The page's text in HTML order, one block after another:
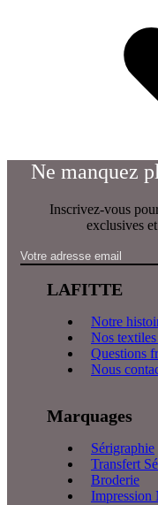
Ne manquez
Inscrivez-vous
exclusives
LAFITTE
Notre
Nos
Questions
Nous
Marquages
Sérigraphie
Transfert
Broderie
Impression